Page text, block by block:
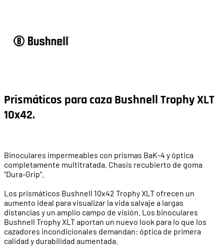
Prismáticos para caza Bushnell Trophy XLT
10x42.
Binoculares impermeables con prismas BaK-4 y óptica
completamente multitratada. Chasis recubierto de goma
"Dura-Grip".
Los prismáticos Bushnell 10x42 Trophy XLT ofrecen un
aumento ideal para visualizar la vida salvaje a largas
distancias y un amplio campo de visión. Los binoculares
Bushnell Trophy XLT aportan un nuevo look para lo que los
cazadores incondicionales demandan: óptica de primera
calidad y durabilidad aumentada.